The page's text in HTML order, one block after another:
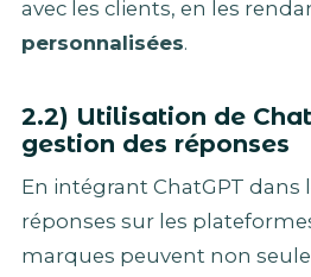
avec les clients, en les
personnalisées.
2.2) Utilisation de
gestion des réponses
En intégrant ChatGPT dans
réponses sur les
marques peuvent non